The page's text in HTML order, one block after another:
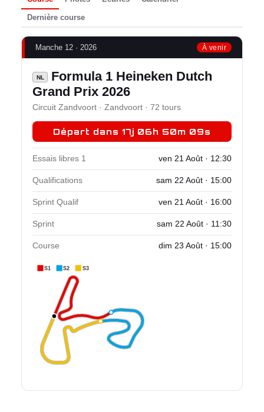
Dernière course
Manche 12 · 2026 À venir
NL
Formula 1 Heineken Dutch
Grand Prix 2026
Circuit Zandvoort · Zandvoort · 72 tours
Départ dans 17j 06h 50m 08s
Essais libres 1 ven 21 Août · 12:30
Qualifications sam 22 Août · 15:00
Sprint Qualif ven 21 Août · 16:00
Sprint sam 22 Août · 11:30
Course dim 23 Août · 15:00
S1 S2 S3